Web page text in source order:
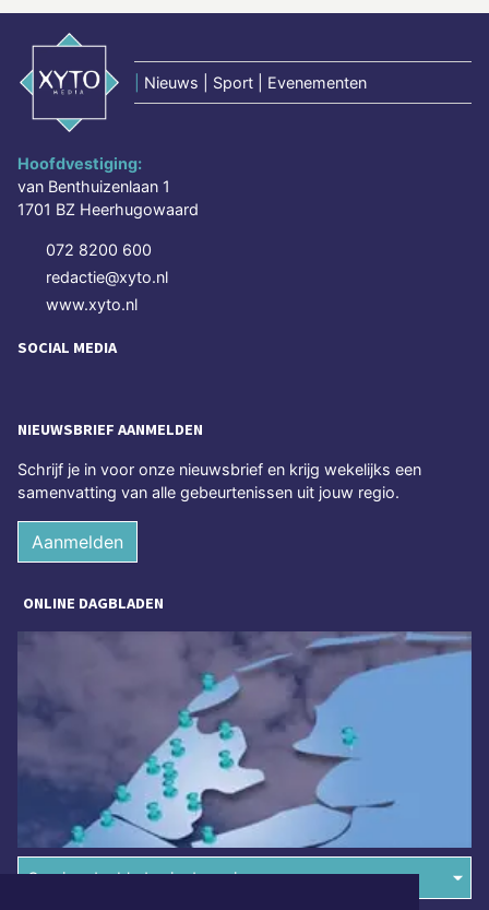
Nieuws | Sport | Evenementen
Hoofdvestiging:
van Benthuizenlaan 1
1701 BZ Heerhugowaard
072 8200 600
redactie@xyto.nl
www.xyto.nl
SOCIAL MEDIA
NIEUWSBRIEF AANMELDEN
Schrijf je in voor onze nieuwsbrief en krijg wekelijks een
samenvatting van alle gebeurtenissen uit jouw regio.
Aanmelden
ONLINE DAGBLADEN
Overige dagbladen in de regio